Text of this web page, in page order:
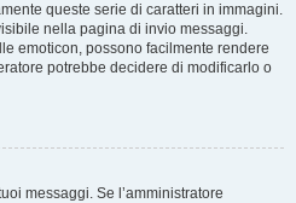
queste serie di caratteri in immagini.
nella pagina di invio messaggi.
emoticon, possono facilmente rendere
potrebbe decidere di modificarlo o
messaggi. Se l’amministratore